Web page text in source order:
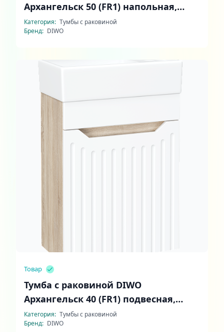
Архангельск 50 (FR1) напольная,
белая
Категория: Тумбы с раковиной
Бренд: DIWO
Товар
Тумба с раковиной DIWO
Архангельск 40 (FR1) подвесная,
белая, дуб сонома
Категория: Тумбы с раковиной
Бренд: DIWO